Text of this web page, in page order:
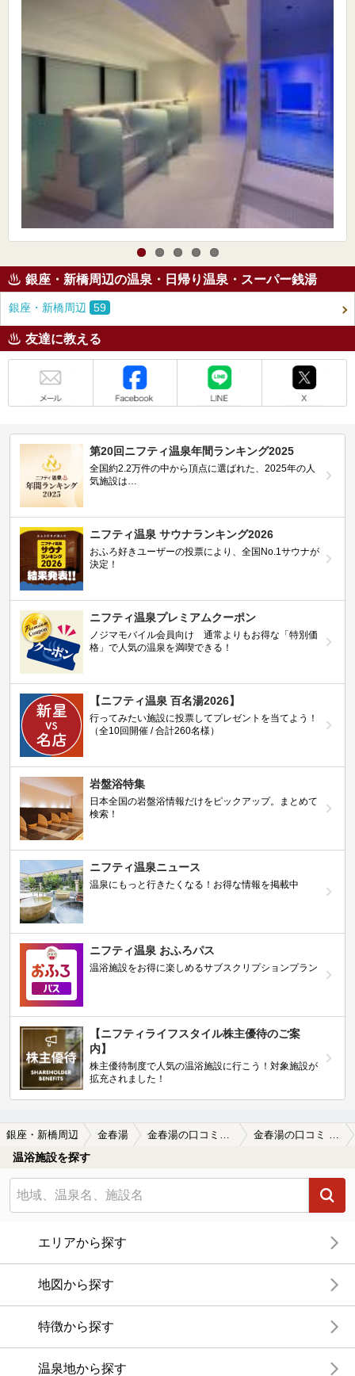
銀座・新橋周辺の温泉・日帰り温泉・スーパー銭湯
銀座・新橋周辺 59
友達に教える
第20回ニフティ温泉年間ランキング2025
全国約2.2万件の中から頂点に選ばれた、2025年の人
気施設は…
ニフティ温泉 サウナランキング2026
おふろ好きユーザーの投票により、全国No.1サウナが
決定！
ニフティ温泉プレミアムクーポン
ノジマモバイル会員向け 通常よりもお得な「特別価
格」で人気の温泉を満喫できる！
【ニフティ温泉 百名湯2026】
行ってみたい施設に投票してプレゼントを当てよう！
（全10回開催 / 合計260名様）
岩盤浴特集
日本全国の岩盤浴情報だけをピックアップ。まとめて
検索！
ニフティ温泉ニュース
温泉にもっと行きたくなる！お得な情報を掲載中
ニフティ温泉 おふろパス
温浴施設をお得に楽しめるサブスクリプションプラン
【ニフティライフスタイル株主優待のご案
内】
株主優待制度で人気の温浴施設に行こう！対象施設が
拡充されました！
銀座・新橋周辺 金春湯
温浴施設を探す
エリアから探す
地図から探す
特徴から探す
温泉地から探す